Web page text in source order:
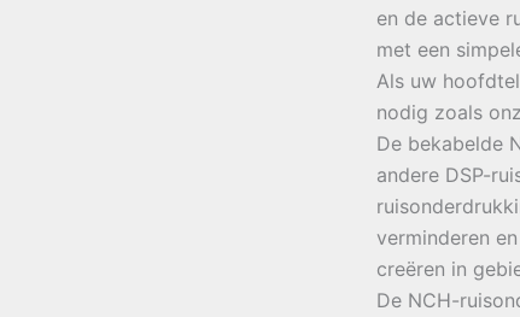
en de actieve
met een
Als uw
nodig zoals
De bekabelde
andere DSP-
verminderen
creëren in
De NCH-